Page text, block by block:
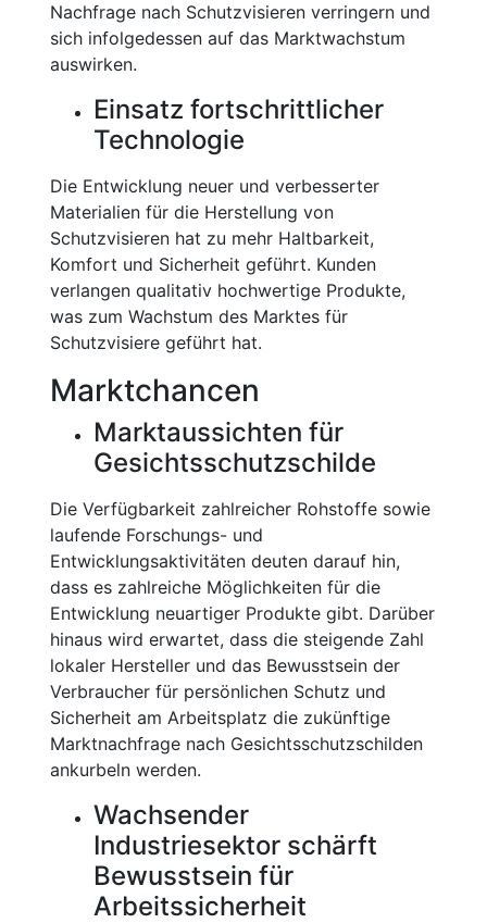
Nachfrage nach Schutzvisieren verringern und
sich infolgedessen auf das Marktwachstum
auswirken.
Einsatz fortschrittlicher
Technologie
Die Entwicklung neuer und verbesserter
Materialien für die Herstellung von
Schutzvisieren hat zu mehr Haltbarkeit,
Komfort und Sicherheit geführt. Kunden
verlangen qualitativ hochwertige Produkte,
was zum Wachstum des Marktes für
Schutzvisiere geführt hat.
Marktchancen
Marktaussichten für
Gesichtsschutzschilde
Die Verfügbarkeit zahlreicher Rohstoffe sowie
laufende Forschungs- und
Entwicklungsaktivitäten deuten darauf hin,
dass es zahlreiche Möglichkeiten für die
Entwicklung neuartiger Produkte gibt. Darüber
hinaus wird erwartet, dass die steigende Zahl
lokaler Hersteller und das Bewusstsein der
Verbraucher für persönlichen Schutz und
Sicherheit am Arbeitsplatz die zukünftige
Marktnachfrage nach Gesichtsschutzschilden
ankurbeln werden.
Wachsender
Industriesektor schärft
Bewusstsein für
Arbeitssicherheit